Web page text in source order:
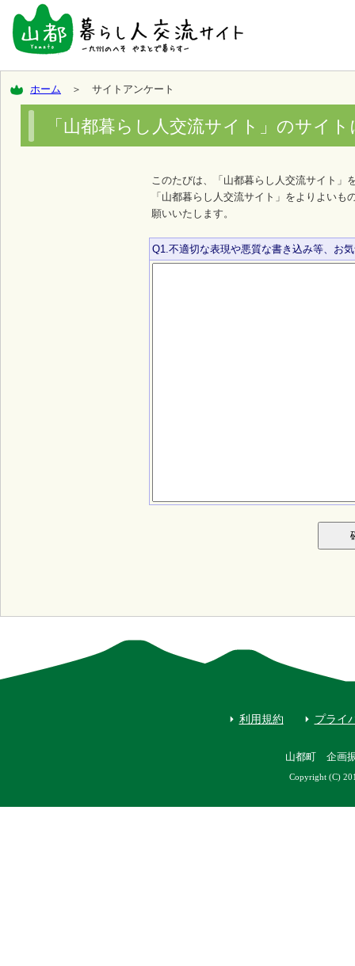
ホーム ＞ サイトアンケート
「山都暮らし人交流サイト」のサイ
このたびは、「山都暮らし人交流サイト」
「山都暮らし人交流サイト」をよりよい
願いいたします。
Q1.不適切な表現や悪質な書き込み等、お
利用規約 プライ
山都町 企画
Copyright (C)